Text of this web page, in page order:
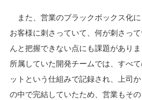
また、営業のブラックボックス化
お客様に刺さっていて、何が刺さっ
んと把握できない点にも課題があり
所属していた開発チームでは、すべ
ットという仕組みで記録され、上司
の中で完結していたため、営業もそ